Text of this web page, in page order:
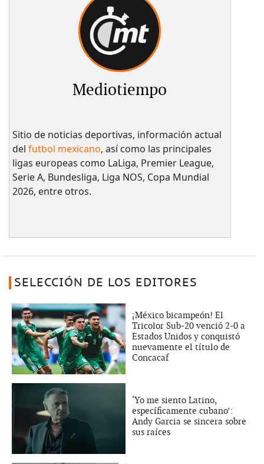
Mediotiempo
Sitio de noticias deportivas, información actual
del futbol mexicano, así como las principales
ligas europeas como LaLiga, Premier League,
Serie A, Bundesliga, Liga NOS, Copa Mundial
2026, entre otros.
SELECCIÓN DE LOS EDITORES
¡México bicampeón! El
Tricolor Sub-20 venció 2-0 a
Estados Unidos y conquistó
nuevamente el título de
Concacaf
‘Yo me siento Latino,
específicamente cubano’:
Andy Garcia se sincera sobre
sus raíces